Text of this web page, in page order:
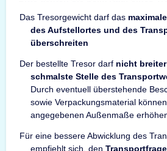
Das Tresorgewicht darf das
des Aufstellortes und des
überschreiten
Der bestellte Tresor darf nicht
schmalste Stelle des
Durch eventuell überstehende
sowie Verpackungsmaterial
angegebenen Außenmaße
Für eine bessere Abwicklung des
empfiehlt sich, den